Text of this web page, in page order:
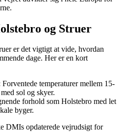
og Struer
er det vigtigt at vide, hvordan
dage. Her er en kort
temperaturer mellem 15-
sol og skyer.
forhold som Holstebro med let
byger.
DMIs opdaterede vejrudsigt for